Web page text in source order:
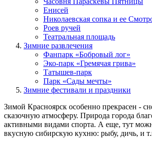
Енисей
Николаевская сопка и ее
Роев ручей
Театральная площадь
Зимние развлечения
Фанпарк «Бобровый лог»
Эко-парк «Гремячая грива»
Татышев-парк
Парк «Сады мечты»
Зимние фестивали и праздники
Зимой Красноярск особенно прекрасен -
сказочную атмосферу. Природа города
активными видами спорта. А еще, тут
вкусную сибирскую кухню: рыбу, дичь, и